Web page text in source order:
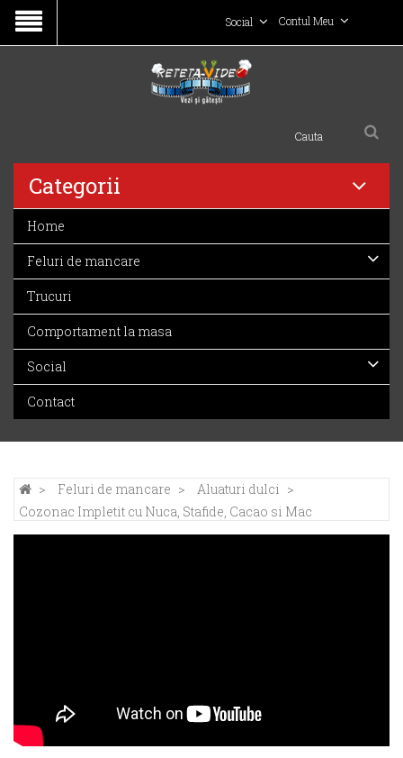
Contul Meu
Social
Categorii
Home
Feluri de mancare
Trucuri
Comportament la masa
Social
Contact
Feluri de mancare
Aluaturi dulci
Cozonac Impletit cu Nuca, Stafide, Cacao si Mac